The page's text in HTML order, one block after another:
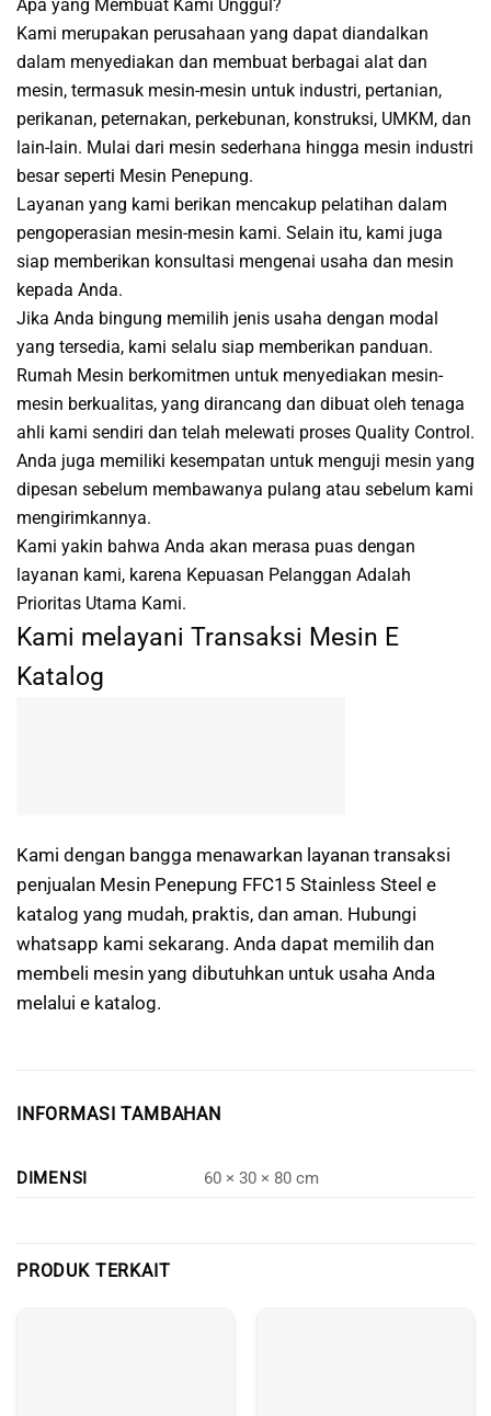
Apa yang Membuat Kami Unggul?
Kami merupakan perusahaan yang dapat diandalkan
dalam menyediakan dan membuat berbagai alat dan
mesin, termasuk mesin-mesin untuk industri, pertanian,
perikanan, peternakan, perkebunan, konstruksi, UMKM, dan
lain-lain. Mulai dari mesin sederhana hingga mesin industri
besar seperti Mesin Penepung.
Layanan yang kami berikan mencakup pelatihan dalam
pengoperasian mesin-mesin kami. Selain itu, kami juga
siap memberikan konsultasi mengenai usaha dan mesin
kepada Anda.
Jika Anda bingung memilih jenis usaha dengan modal
yang tersedia, kami selalu siap memberikan panduan.
Rumah Mesin berkomitmen untuk menyediakan mesin-
mesin berkualitas, yang dirancang dan dibuat oleh tenaga
ahli kami sendiri dan telah melewati proses Quality Control.
Anda juga memiliki kesempatan untuk menguji mesin yang
dipesan sebelum membawanya pulang atau sebelum kami
mengirimkannya.
Kami yakin bahwa Anda akan merasa puas dengan
layanan kami, karena Kepuasan Pelanggan Adalah
Prioritas Utama Kami.
Kami melayani Transaksi Mesin E
Katalog
Kami dengan bangga menawarkan layanan transaksi
penjualan Mesin Penepung FFC15 Stainless Steel e
katalog yang mudah, praktis, dan aman. Hubungi
whatsapp kami sekarang. Anda dapat memilih dan
membeli mesin yang dibutuhkan untuk usaha Anda
melalui e katalog.
INFORMASI TAMBAHAN
DIMENSI 60 × 30 × 80 cm
PRODUK TERKAIT